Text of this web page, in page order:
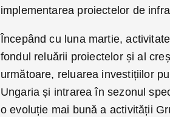
implementarea proiectelor de
Începând cu luna martie,
fondul reluării proiectelor și al
următoare, reluarea investițiilor
Ungaria și intrarea în sezonul
o evoluție mai bună a activității